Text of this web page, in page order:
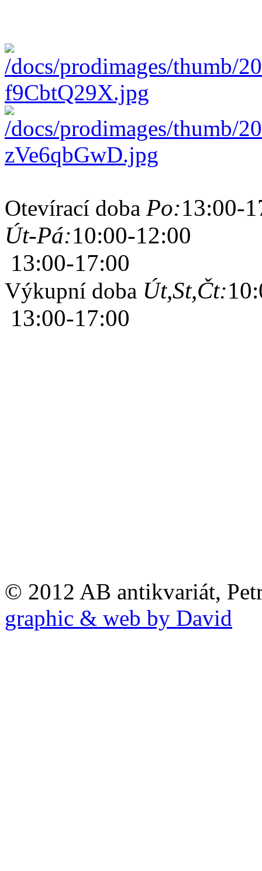
Otevírací doba Po:13:00-
Út-Pá:10:00-12:00
13:00-17:00
Výkupní doba Út,St,Čt:
13:00-17:00
© 2012 AB antikvariát,
graphic & web by David